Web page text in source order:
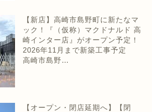
【新店】高崎市島野町に新たなマ
ック！『（仮称）マクドナルド 高
崎インター店』がオープン予定！
2026年11月まで新築工事予定
高崎市島野…
【オープン・閉店延期へ】【閉